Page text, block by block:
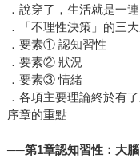
．說穿了，生活就是一
．「不理性決策」的三
．要素① 認知習性
．要素② 狀況
．要素③ 情緒
．各項主要理論終於有
序章的重點
──第1章認知習性：大